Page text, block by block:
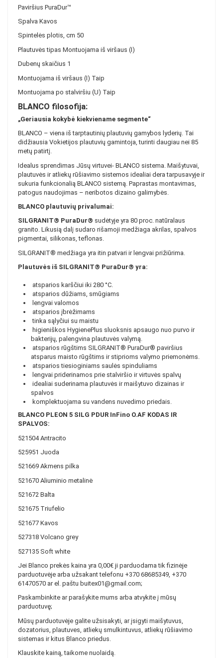
Paviršius PuraDur™
Spalva Kavos
Spintelės plotis, cm 50
Plautuvės tipas Montuojama iš viršaus (I)
Dubenų skaičius 1
Montuojama iš viršaus (I) Taip
Montuojama po stalviršiu (U) Taip
BLANCO filosofija:
„Geriausia kokybė kiekviename segmente“
BLANCO – viena iš tarptautinių plautuvių gamybos lyderių. Tai
didžiausia Vokietijos plautuvių gamintoja, turinti daugiau nei 85
metų patirtį.
Idealus sprendimas Jūsų virtuvei- BLANCO sistema. Maišytuvai,
plautuvės ir atliekų rūšiavimo sistemos idealiai dera tarpusavyje ir
sukuria funkcionalią BLANCO sistemą. Paprastas montavimas,
patogus naudojimas – neribotos dizaino galimybės.
BLANCO plautuvių privalumai:
SILGRANIT® PuraDur® sudėtyje yra 80 proc. natūralaus
granito. Likusią dalį sudaro rišamoji medžiaga akrilas, spalvos
pigmentai, silikonas, teflonas.
SILGRANIT® medžiaga yra itin patvari ir lengvai prižiūrima.
Plautuvės iš SILGRANIT® PuraDur® yra:
atsparios karščiui iki 280 °C.
atsparios dūžiams, smūgiams
lengvai valomos
atsparios įbrėžimams
tinka sąlyčiui su maistu
higieniškos HygienePlus sluoksnis apsaugo nuo purvo ir
bakterijų, palengvina plautuvės valymą.
atsparios rūgštims SILGRANIT® PuraDur® paviršius
atsparus maisto rūgštims ir stiprioms valymo priemonėms.
atsparios tiesioginiams saulės spinduliams
lengvai priderinamos prie stalviršio ir virtuvės spalvų
idealiai suderinama plautuvės ir maišytuvo dizainas ir
spalvos
komplektuojama su vandens nuvedimo priedais.
BLANCO PLEON 5 SILG PDUR InFino O.AF KODAS IR
SPALVOS:
521504 Antracito
525951 Juoda
521669 Akmens pilka
521670 Aliuminio metalinė
521672 Balta
521675 Triufelio
521677 Kavos
527318 Volcano grey
527135 Soft white
Jei Blanco prekės kaina yra 0,00€ ji parduodama tik fizinėje
parduotuvėje arba užsakant telefonu +370 68685349, +370
61470570 ar el. paštu buitex01@gmail.com;
Paskambinkite ar parašykite mums arba atvykite į mūsų
parduotuvę;
Mūsų parduotuvėje galite užsisakyti, ar įsigyti maišytuvus,
dozatorius, plautuves, atliekų smulkintuvus, atliekų rūšiavimo
sistemas ir kitus Blanco priedus.
Klauskite kainą, taikome nuolaidą.